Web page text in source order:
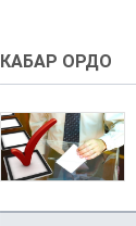
КАБАР ОРДО